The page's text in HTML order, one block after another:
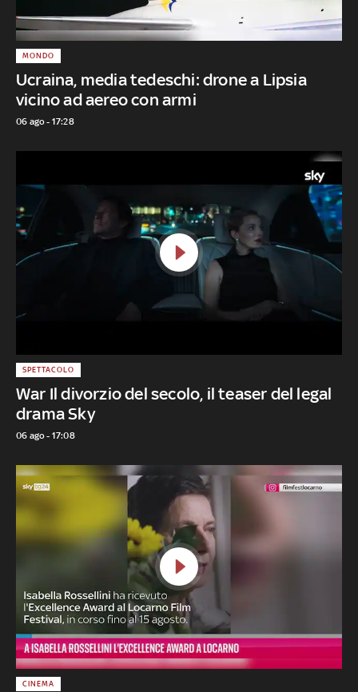
Ucraina, media tedeschi: drone a Lipsia
vicino ad aereo con armi
MONDO
06 ago - 17:28
War Il divorzio del secolo, il teaser del legal
drama Sky
SPETTACOLO
06 ago - 17:08
CINEMA